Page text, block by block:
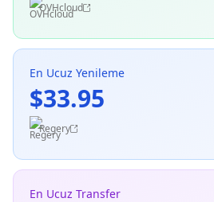
OVHcloud
En Ucuz Yenileme
$33.95
Regery
En Ucuz Transfer